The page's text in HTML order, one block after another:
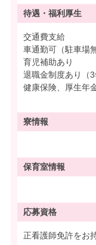
待遇・ 福利厚生
交通費支給
車通勤可（駐車場
育児補助あり
退職金制度あり（3
健康保険、厚生年
寮情報
保育室情報
応募資格
正看護師免許をお